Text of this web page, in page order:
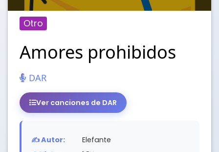
Otro
Amores prohibidos
DAR
Ver canciones de DAR
✍️ Autor:
Elefante